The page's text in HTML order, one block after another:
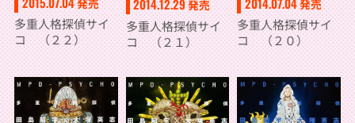
多重人格探偵サイ
コ （２２）
2014.12.29発売
多重人格探偵サイ
コ （２１）
発売
多重人格探偵サイ
コ （２０）